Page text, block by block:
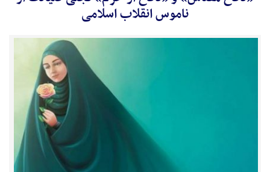
ناموس انقلاب اسلامی